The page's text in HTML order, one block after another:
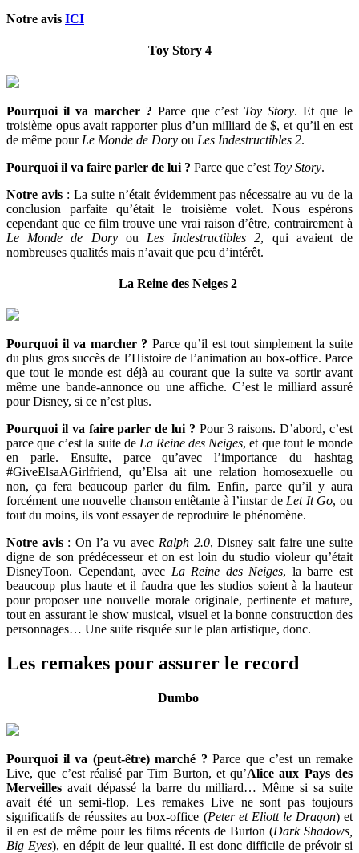
Notre avis ICI
Toy Story 4
Pourquoi il va marcher ? Parce que c’est Toy Story. Et que le
troisième opus avait rapporter plus d’un milliard de $, et qu’il en est
de même pour Le Monde de Dory ou Les Indestructibles 2.
Pourquoi il va faire parler de lui ? Parce que c’est Toy Story.
Notre avis: La suite n’était évidemment pas nécessaire au vu de la
conclusion parfaite qu’était le troisième volet. Nous espérons
cependant que ce film trouve une vrai raison d’être, contrairement à
Le Monde de Doryou Les Indestructibles 2, qui avaient de
nombreuses qualités mais n’avait que peu d’intérêt.
La Reine des Neiges 2
Pourquoi il va marcher ? Parce qu’il est tout simplement la suite
du plus gros succès de l’Histoire de l’animation au box-office. Parce
que tout le monde est déjà au courant que la suite va sortir avant
même une bande-annonce ou une affiche. C’est le milliard assuré
pour Disney, si ce n’est plus.
Pourquoi il va faire parler de lui ? Pour 3 raisons. D’abord, c’est
parce que c’est la suite de La Reine des Neiges, et que tout le monde
en parle. Ensuite, parce qu’avec l’importance du hashtag
#GiveElsaAGirlfriend, qu’Elsa ait une relation homosexuelle ou
non, ça fera beaucoup parler du film. Enfin, parce qu’il y aura
forcément une nouvelle chanson entêtante à l’instar de Let It Go, ou
tout du moins, ils vont essayer de reproduire le phénomène.
Notre avis: On l’a vu avec Ralph 2.0, Disney sait faire une suite
digne de son prédécesseur et on est loin du studio violeur qu’était
DisneyToon. Cependant, avec La Reine des Neiges, la barre est
beaucoup plus haute et il faudra que les studios soient à la hauteur
pour proposer une nouvelle morale originale, pertinente et mature,
tout en assurant le show musical, visuel et la bonne construction des
personnages… Une suite risquée sur le plan artistique, donc.
Les remakes pour assurer le record
Dumbo
Pourquoi il va (peut-être) marché ? Parce que c’est un remake
Live, que c’est réalisé par Tim Burton, et qu’Alice aux Pays des
Merveilles avait dépassé la barre du milliard… Même si sa suite
avait été un semi-flop. Les remakes Live ne sont pas toujours
significatifs de réussites au box-office (Peter et Eliott le Dragon) et
il en est de même pour les films récents de Burton (Dark Shadows,
Big Eyes), en dépit de leur qualité. Il est donc difficile de prévoir si